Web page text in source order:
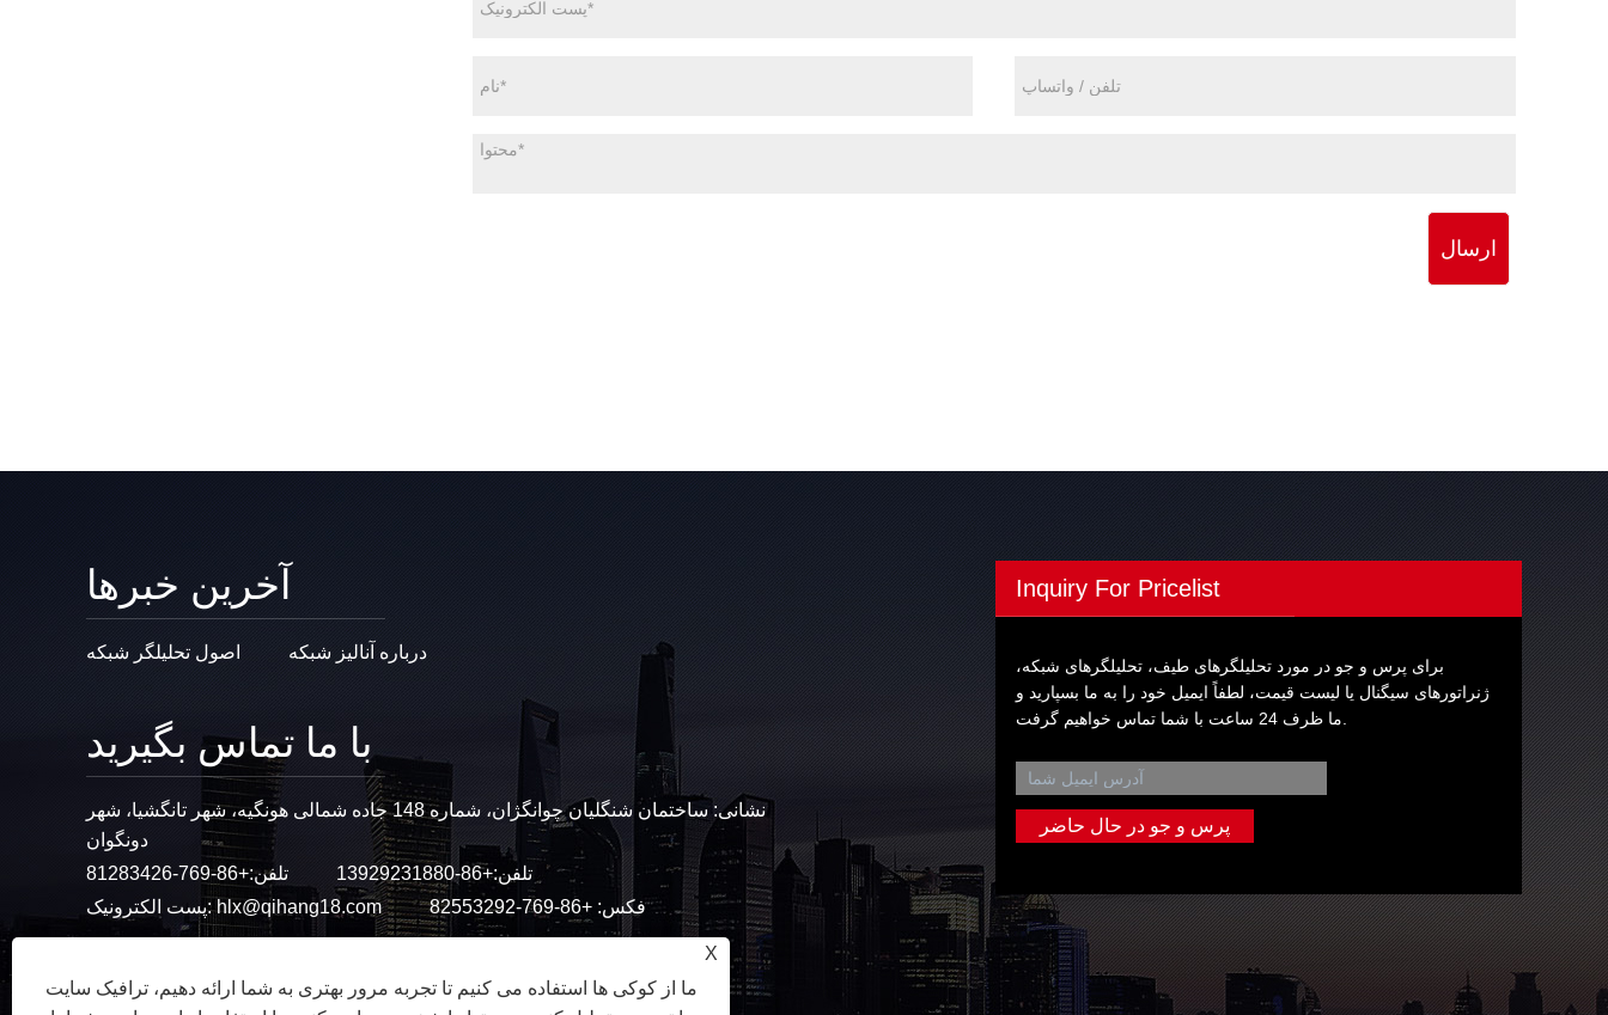
ارسال
آخرین خبرها
اصول تحلیلگر شبکه درباره آنالیز شبکه
با ما تماس بگیرید
نشانی: ساختمان شنگلیان چوانگژان، شماره 148 جاده شمالی هونگیه، شهر تانگشیا، شهر
دونگوان
تلفن:+86-769-81283426 تلفن:+86-13929231880
پست الکترونیک:hlx@qihang18.com فکس: +86-769-82553292
Inquiry For Pricelist
برای پرس و جو در مورد تحلیلگرهای طیف، تحلیلگرهای شبکه،
ژنراتورهای سیگنال یا لیست قیمت، لطفاً ایمیل خود را به ما بسپارید و
X
ما از کوکی ها استفاده می کنیم تا تجربه مرور بهتری به شما ارائه دهیم، ترافیک سایت